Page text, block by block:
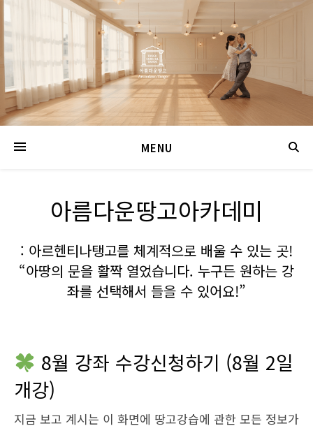
MENU
아름다운땅고아카데미
: 아르헨티나탱고를 체계적으로 배울 수 있는 곳!
“아땅의 문을 활짝 열었습니다. 누구든 원하는 강
좌를 선택해서 들을 수 있어요!”
8월 강좌 수강신청하기 (8월 2일
개강)
지금 보고 계시는 이 화면에 땅고강습에 관한 모든 정보가